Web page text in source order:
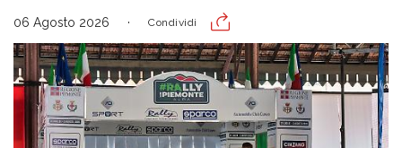
06 Agosto 2026 Condividi